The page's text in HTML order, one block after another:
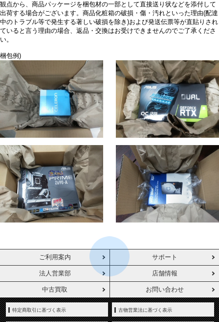
観点から、商品パッケージを梱包材の一部として直接送り状などを添付して
出荷する場合がございます。商品化粧箱の破損・傷・汚れといった理由(配達
中のトラブル等で発生する著しい破損を除き)および発送伝票等が直貼りされ
ていると言う理由の場合、返品・交換はお受けできませんのでご了承くださ
い。
梱包例)
ご利用案内 サポート
法人営業部 店舗情報
中古買取 お問い合わせ
特定商取引に基づく表示 古物営業法に基づく表示